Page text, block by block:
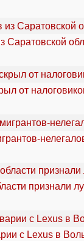
Саратовской
от
признали
c Lexus в